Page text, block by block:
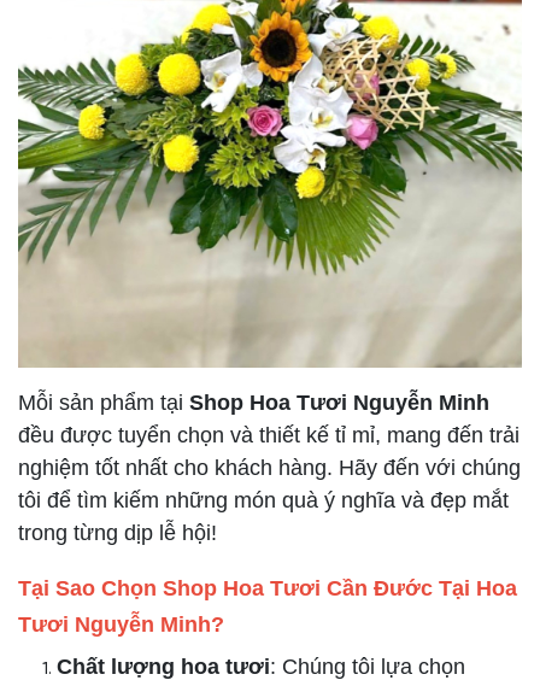
Mỗi sản phẩm tại Shop Hoa Tươi Nguyễn Minh
đều được tuyển chọn và thiết kế tỉ mỉ, mang đến trải
nghiệm tốt nhất cho khách hàng. Hãy đến với chúng
tôi để tìm kiếm những món quà ý nghĩa và đẹp mắt
trong từng dịp lễ hội!
Tại Sao Chọn Shop Hoa Tươi Cần Đước Tại Hoa
Tươi Nguyễn Minh?
Chất lượng hoa tươi: Chúng tôi lựa chọn